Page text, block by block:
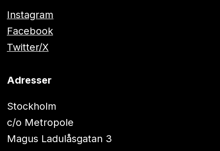
Instagram
Facebook
Twitter/X
Adresser
Stockholm
c/o Metropole
Magus Ladulåsgatan 3